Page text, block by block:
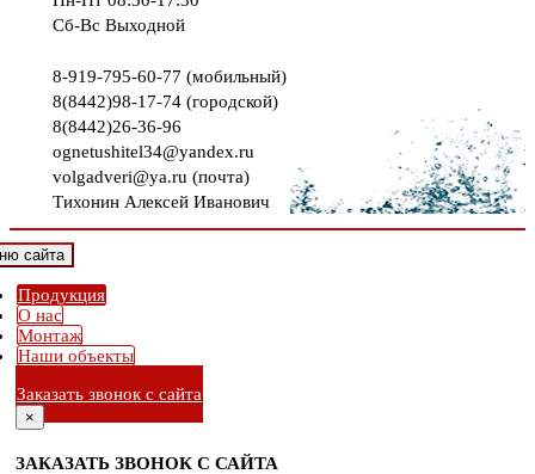
Сб-Вс Выходной
8-919-795-60-77 (мобильный)
8(8442)98-17-74 (городской)
8(8442)26-36-96
ognetushitel34@yandex.ru
volgadveri@ya.ru (почта)
Тихонин Алексей Иванович
сайта
Продукция
О нас
Монтаж
Наши объекты
Заказать звонок с сайта
×
ЗАКАЗАТЬ ЗВОНОК С САЙТА